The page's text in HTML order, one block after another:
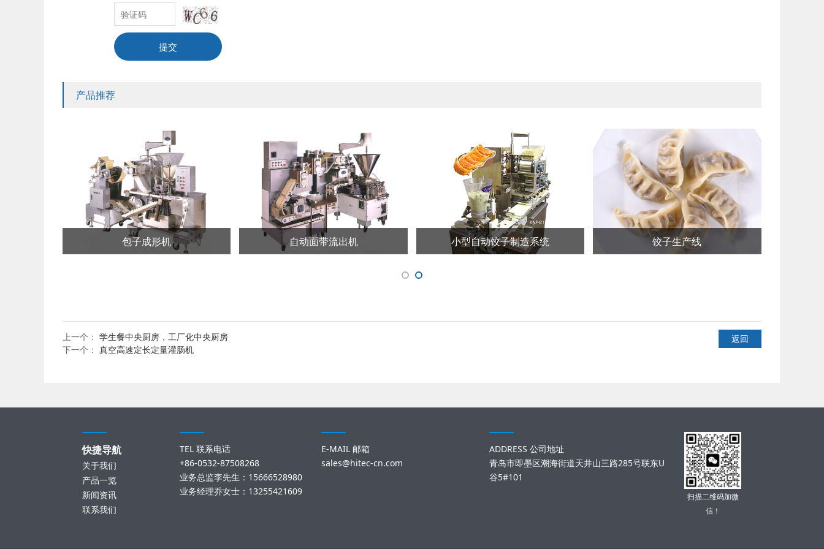
提交
产品推荐
包子成形机 自动面带流出机 小型自动饺子制造系统 饺子生产线
上一个： 学生餐中央厨房，工厂化中央厨房
下一个： 真空高速定长定量灌肠机
返回
快捷导航
关于我们
产品一览
新闻资讯
联系我们
TEL 联系电话
+86-0532-87508268
业务总监李先生：15666528980
业务经理乔女士：13255421609
E-MAIL 邮箱
sales@hitec-cn.com
ADDRESS 公司地址
青岛市即墨区潮海街道天井山三路285号联东U
谷5#101
扫描二维码加微
信！